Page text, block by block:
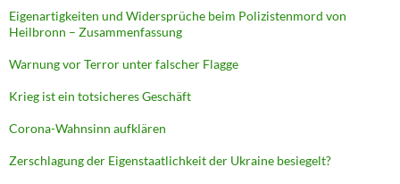
Eigenartigkeiten und Widersprüche beim Polizistenmord von
Heilbronn – Zusammenfassung
Warnung vor Terror unter falscher Flagge
Krieg ist ein totsicheres Geschäft
Corona-Wahnsinn aufklären
Zerschlagung der Eigenstaatlichkeit der Ukraine besiegelt?